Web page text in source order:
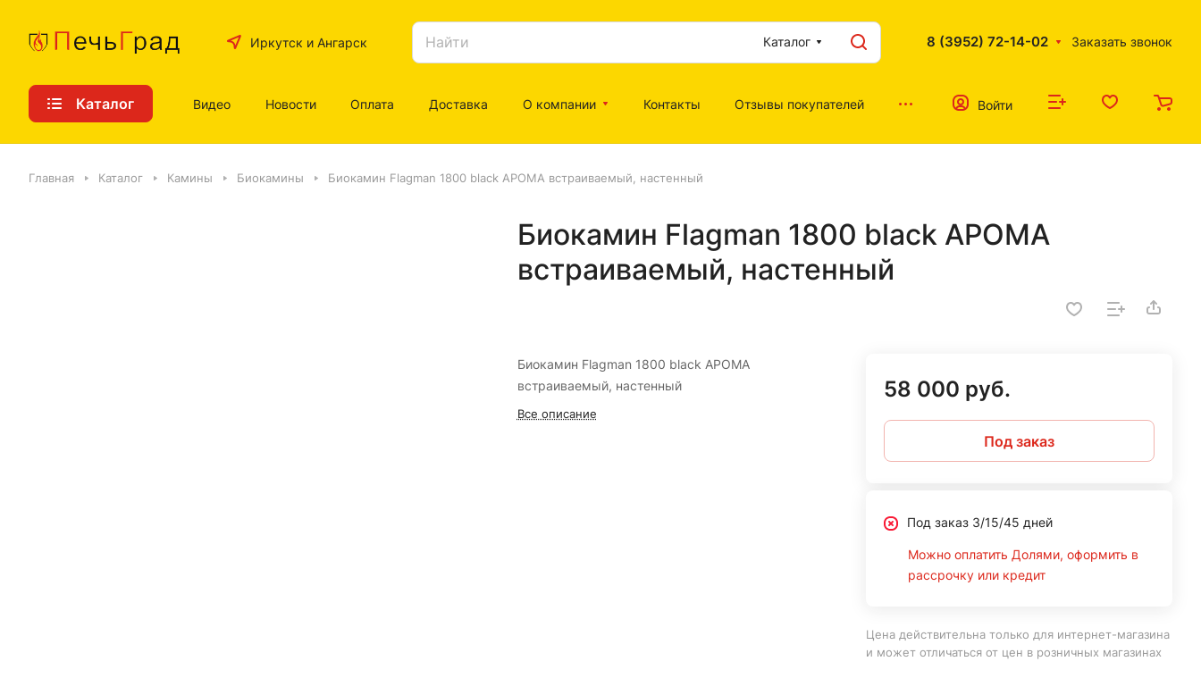
Иркутск и Ангарск Каталог 8 (3952) 72-14-02 Заказать звонок
Каталог Видео Новости Оплата Доставка О компании Контакты Отзывы покупателей Войти
Главная Каталог Камины Биокамины Биокамин Flagman 1800 black АРОМА встраиваемый, настенный
Биокамин Flagman 1800 black АРОМА
встраиваемый, настенный
Биокамин Flagman 1800 black АРОМА
встраиваемый, настенный
Все описание
58 000 руб.
Под заказ
Под заказ 3/15/45 дней
Можно оплатить Долями, оформить в
рассрочку или кредит
Цена действительна только для интернет-магазина
и может отличаться от цен в розничных магазинах